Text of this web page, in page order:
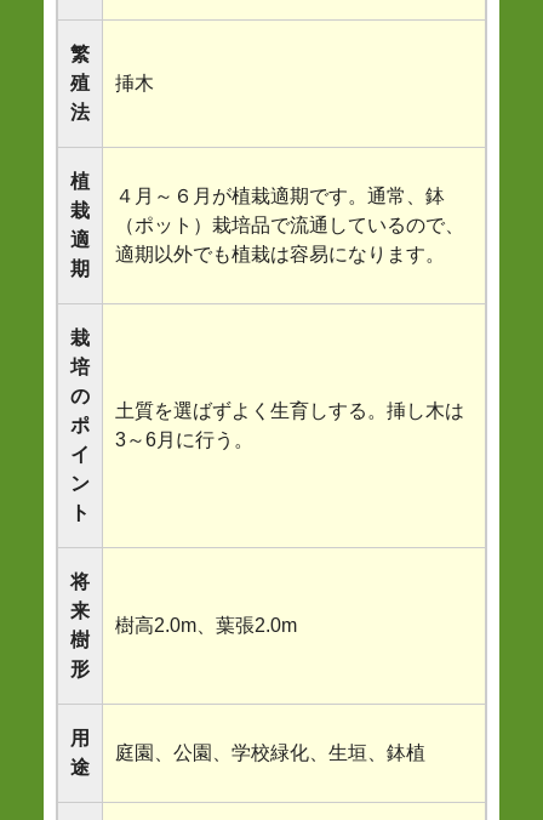
繁
殖
法
挿木
植
栽
適
期
４月～６月が植栽適期です。通常、鉢
（ポット）栽培品で流通しているので、
適期以外でも植栽は容易になります。
栽
培
の
ポ
イ
ン
ト
土質を選ばずよく生育しする。挿し木は
3～6月に行う。
将
来
樹
形
樹高2.0m、葉張2.0m
用
途
庭園、公園、学校緑化、生垣、鉢植